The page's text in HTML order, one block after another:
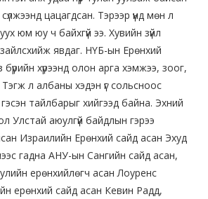
цацагдсан. Тэрээр үүнд мөн л
юм юу ч байхгүй ээ. Хувийн зүйл
явдаг. НҮБ-ын Ерөнхий
бүрийн хүрээнд олон арга хэмжээ, зоог,
л албаны хэдэн үг сольсноос
гэсэн тайлбарыг хийгээд байна. Эхний
Улстай аюулгүй байдлын гэрээ
Израилийн Ерөнхий сайд асан Эхуд
гадна АНУ-ын Сангийн сайд асан,
ерөнхийлөгч асан Лоуренс
ерөнхий сайд асан Кевин Радд,